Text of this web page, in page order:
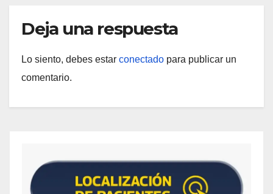
Deja una respuesta
Lo siento, debes estar conectado para publicar un
comentario.